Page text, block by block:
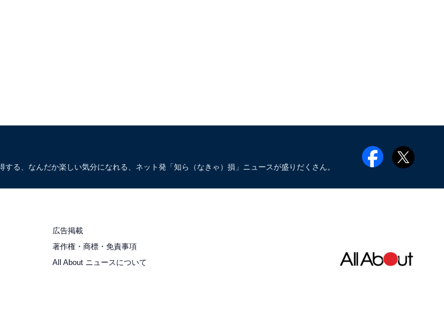
る、なんだか楽しい気分になれる、ネット発「知ら（なきゃ）損」ニュースが盛りだくさん。
広告掲載
著作権・商標・免責事項
All About ニュースについて